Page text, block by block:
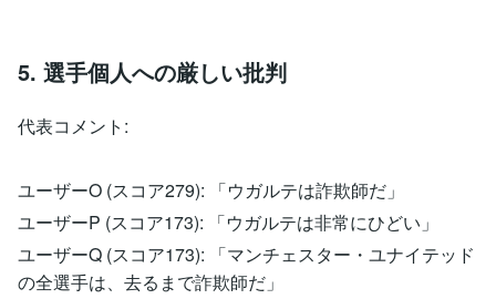
5. 選手個人への厳しい批判
代表コメント:
ユーザーO (スコア279): 「ウガルテは詐欺師だ」
ユーザーP (スコア173): 「ウガルテは非常にひどい」
ユーザーQ (スコア173): 「マンチェスター・ユナイテッド
の全選手は、去るまで詐欺師だ」